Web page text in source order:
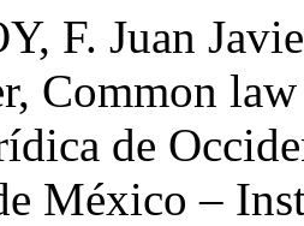
F. Juan
Common
de
México –